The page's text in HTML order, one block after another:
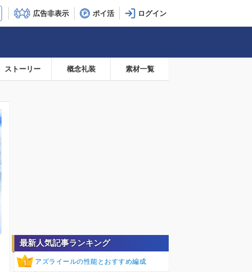
広告非表示 ポイ活
ストーリー 概念礼装 素材一覧
最新人気記事ランキング
1 アズライールの性能とおすすめ編成